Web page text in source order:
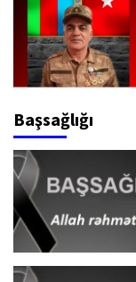
Başsağlığı